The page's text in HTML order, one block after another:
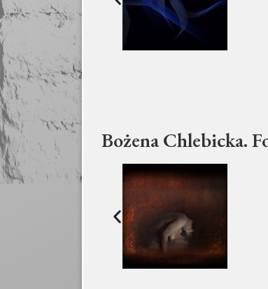
Bożena Chlebicka.